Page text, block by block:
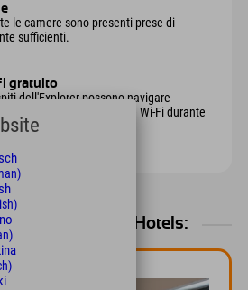
le camere sono presenti prese di
sufficienti.
gratuito
dell'Explorer possono navigare
in internet tramite Wi-Fi durante
loro soggiorno.
gli Explorer Hotels: